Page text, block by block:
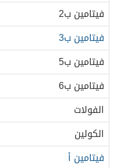
فيتامين ب2
فيتامين ب3
فيتامين ب5
فيتامين ب6
الفولات
الكولين
فيتامين أ